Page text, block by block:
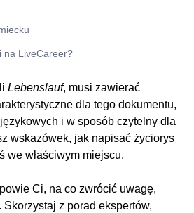
na LiveCareer?
Lebenslauf, musi zawierać
dla tego dokumentu,
i w sposób czytelny dla
wskazówek, jak napisać życiorys
we właściwym miejscu.
Ci, na co zwrócić uwagę,
z porad ekspertów,